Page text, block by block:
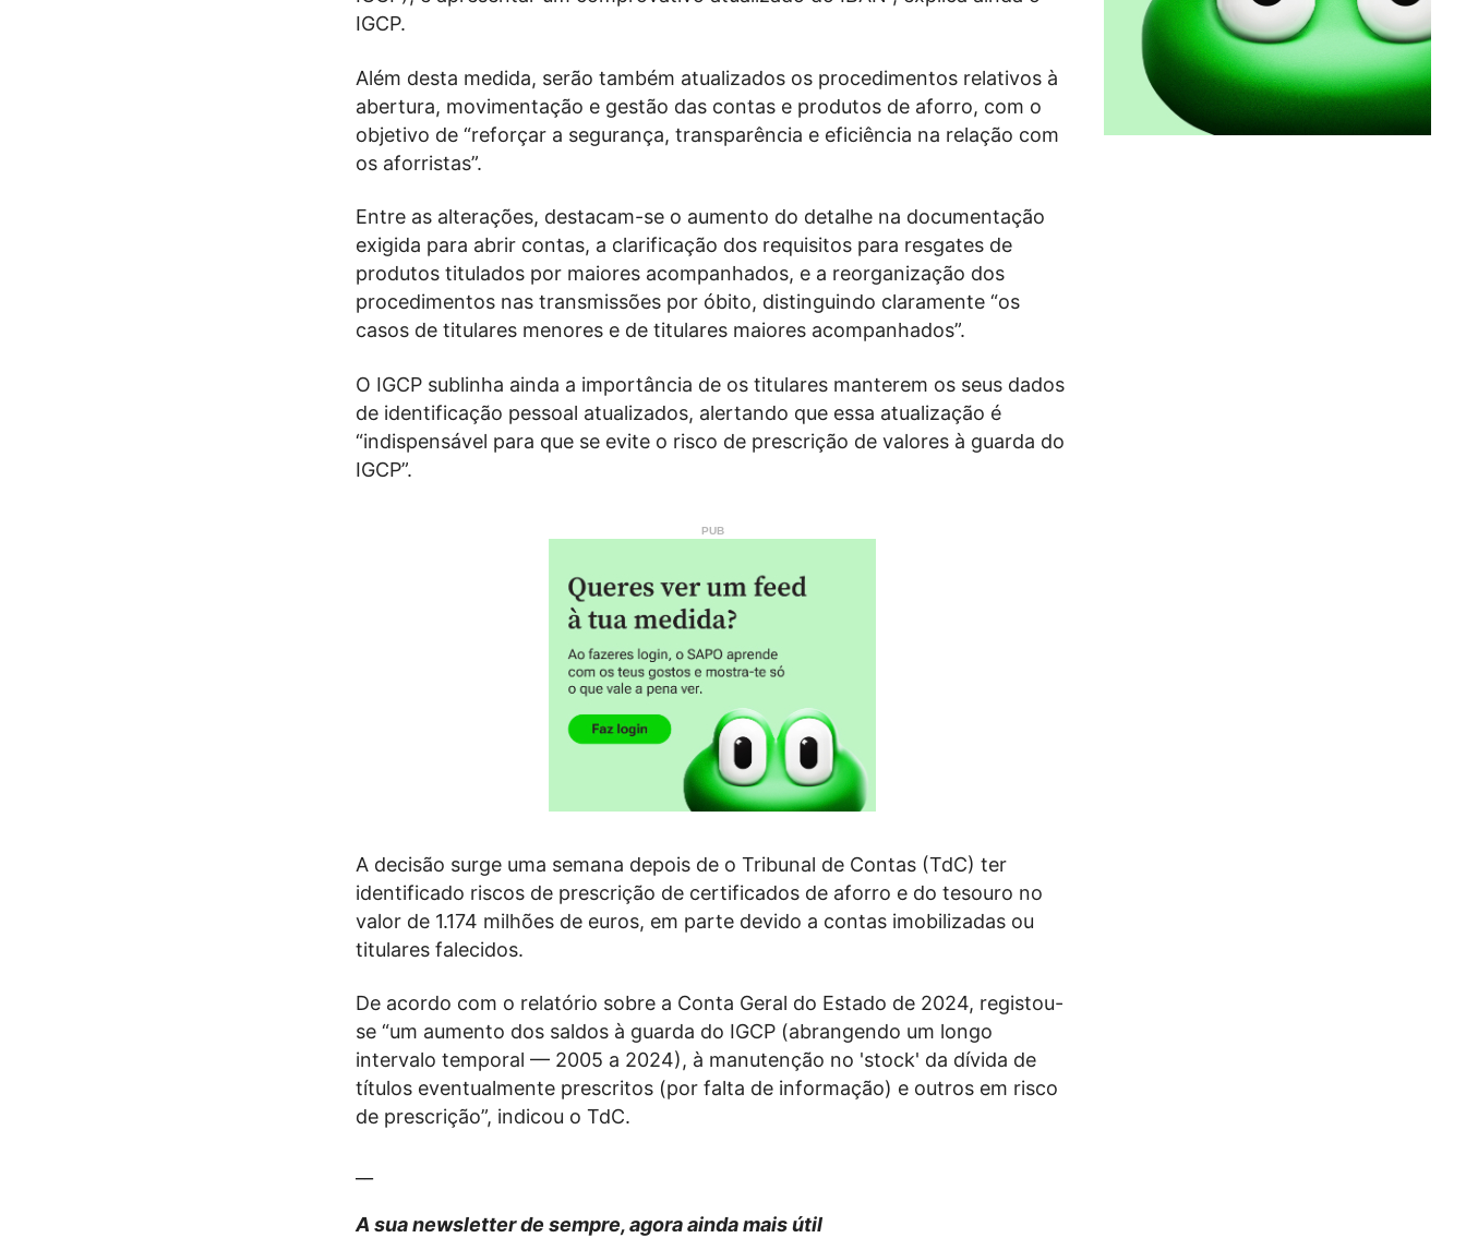
IGCP.
Além desta medida, serão também atualizados os procedimentos relativos à
abertura, movimentação e gestão das contas e produtos de aforro, com o
objetivo de “reforçar a segurança, transparência e eficiência na relação com
os aforristas”.
Entre as alterações, destacam-se o aumento do detalhe na documentação
exigida para abrir contas, a clarificação dos requisitos para resgates de
produtos titulados por maiores acompanhados, e a reorganização dos
procedimentos nas transmissões por óbito, distinguindo claramente “os
casos de titulares menores e de titulares maiores acompanhados”.
O IGCP sublinha ainda a importância de os titulares manterem os seus dados
de identificação pessoal atualizados, alertando que essa atualização é
“indispensável para que se evite o risco de prescrição de valores à guarda do
IGCP”.
A decisão surge uma semana depois de o Tribunal de Contas (TdC) ter
identificado riscos de prescrição de certificados de aforro e do tesouro no
valor de 1.174 milhões de euros, em parte devido a contas imobilizadas ou
titulares falecidos.
De acordo com o relatório sobre a Conta Geral do Estado de 2024, registou-
se “um aumento dos saldos à guarda do IGCP (abrangendo um longo
intervalo temporal — 2005 a 2024), à manutenção no 'stock' da dívida de
títulos eventualmente prescritos (por falta de informação) e outros em risco
de prescrição”, indicou o TdC.
A sua newsletter de sempre, agora ainda mais útil